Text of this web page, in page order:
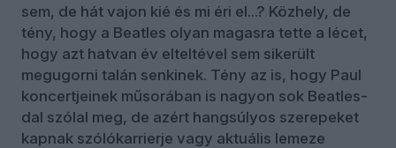
sem, de hát vajon kié és mi éri el...? Közhely, de
tény, hogy a Beatles olyan magasra tette a lécet,
hogy azt hatvan év elteltével sem sikerült
megugorni talán senkinek. Tény az is, hogy Paul
koncertjeinek műsorában is nagyon sok Beatles-
dal szólal meg, de azért hangsúlyos szerepeket
kapnak szólókarrierje vagy aktuális lemeze